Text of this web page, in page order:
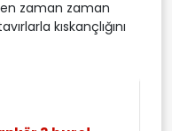
zaman zaman
kıskançlığını